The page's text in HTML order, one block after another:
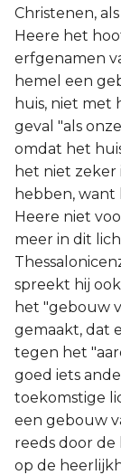
Christenen,
Heere het
erfgenamen
hemel een
huis, niet met
geval "als
omdat het
het niet zeker
hebben, want
Heere niet
meer in dit
spreekt hij
het "gebouw
gemaakt, dat
tegen het
goed iets
toekomstige
een gebouw
reeds door
op de